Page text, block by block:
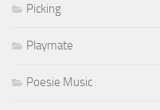
Picking
Playmate
Poesie Music